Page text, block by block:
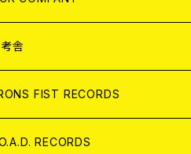
レル
舎
FIST RECORDS
RECORDS